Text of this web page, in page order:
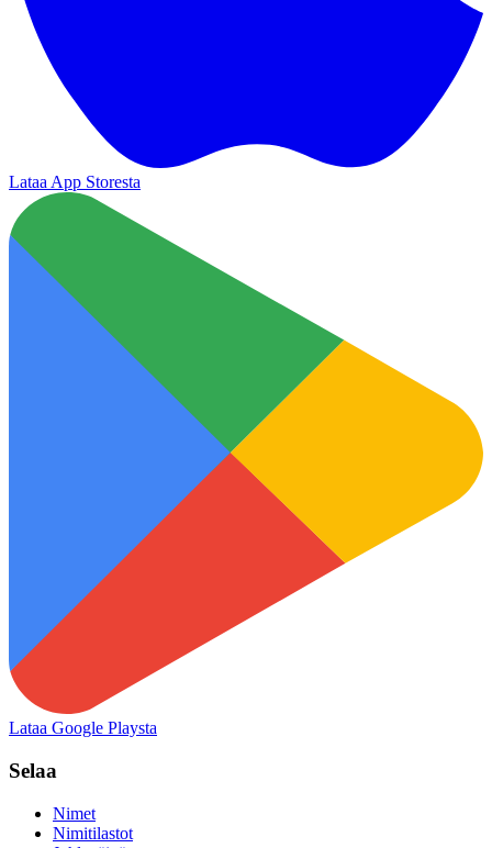
Lataa App Storesta
Lataa Google Playsta
Selaa
Nimet
Nimitilastot